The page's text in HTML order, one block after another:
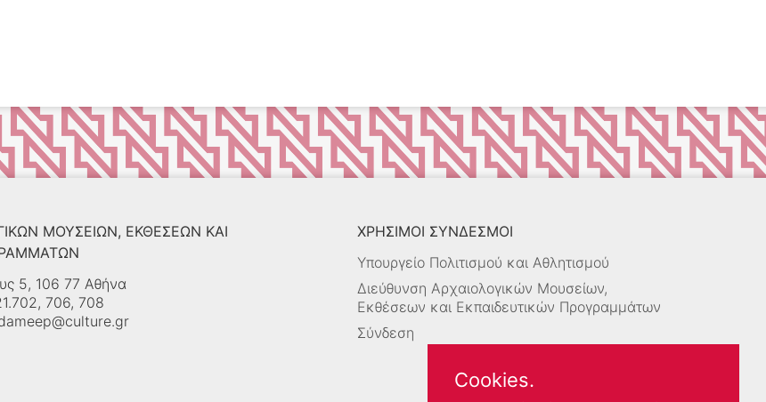
ΜΟΥΣΕΊΩΝ, ΕΚΘΈΣΕΩΝ ΚΑΙ
5, 106 77 Αθήνα
706, 708
ΧΡΗΣΙΜΟΙ ΣΥΝΔΕΣΜΟΙ
Υπουργείο Πολιτισμού και Αθλητισμού
Διεύθυνση Αρχαιολογικών Μουσείων,
Εκθέσεων και Εκπαιδευτικών Προγραμμάτων
Σύνδεση
Cookies.